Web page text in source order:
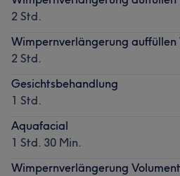
2 Std.
Wimpernverlängerung auffüllen
2 Std.
Gesichtsbehandlung
1 Std.
Aquafacial
1 Std. 30 Min.
Wimpernverlängerung